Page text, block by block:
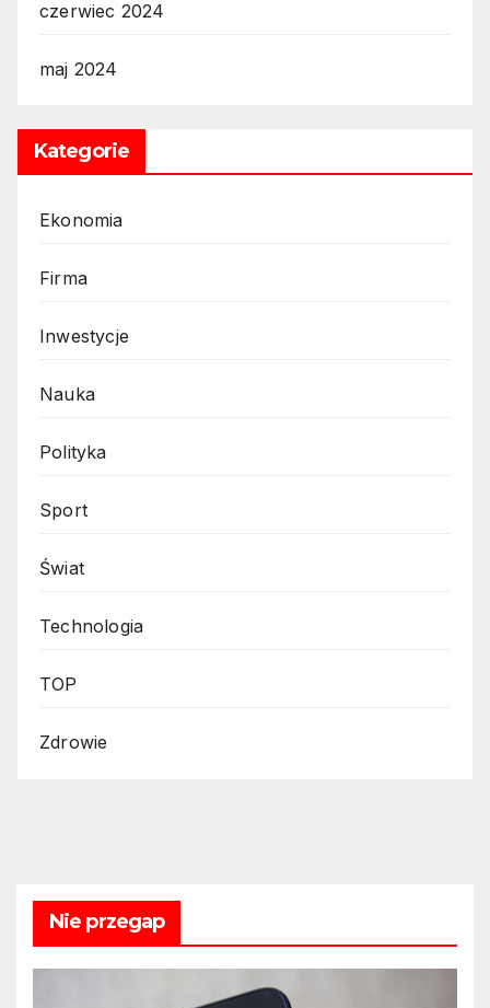
czerwiec 2024
maj 2024
Kategorie
Ekonomia
Firma
Inwestycje
Nauka
Polityka
Sport
Świat
Technologia
TOP
Zdrowie
Nie przegap